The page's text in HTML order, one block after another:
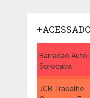
Barracão Auto
Sorocaba
JCB Trabalhe